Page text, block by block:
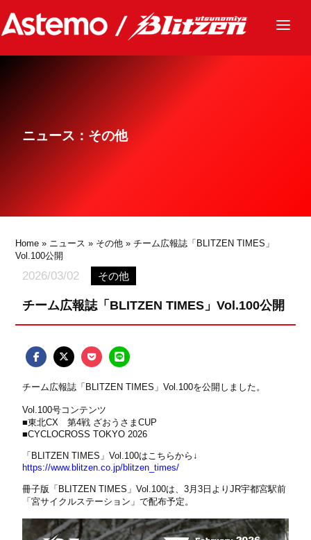
ニュース
グッズ
ニュース：その他
Home » ニュース » その他 » チーム広報誌「BLITZEN TIMES」
Vol.100公開
2026/03/02 その他
チーム広報誌「BLITZEN TIMES」Vol.100公開
チーム広報誌「BLITZEN TIMES」Vol.100を公開しました。
Vol.100号コンテンツ
■東北CX 第4戦 ざおうさまCUP
■CYCLOCROSS TOKYO 2026
「BLITZEN TIMES」Vol.100はこちらから↓
https://www.blitzen.co.jp/blitzen_times/
冊子版「BLITZEN TIMES」Vol.100は、3月3日よりJR宇都宮駅前
「宮サイクルステーション 」で配布予定。